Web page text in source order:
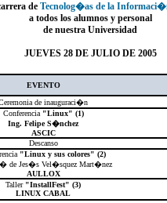
de Tecnolog�as de la
a todos los alumnos y personal
de nuestra Universidad
JUEVES 28 DE JULIO DE 2005
EVENTO
de inauguraci�n
Conferencia "Linux" (1)
Ing. Felipe S�nchez
ASCIC
Descanso
"Linux y sus colores" (2)
de Jes�s Vel�squez Mart�nez
AULLOX
Taller "InstallFest" (3)
LINUX CABAL